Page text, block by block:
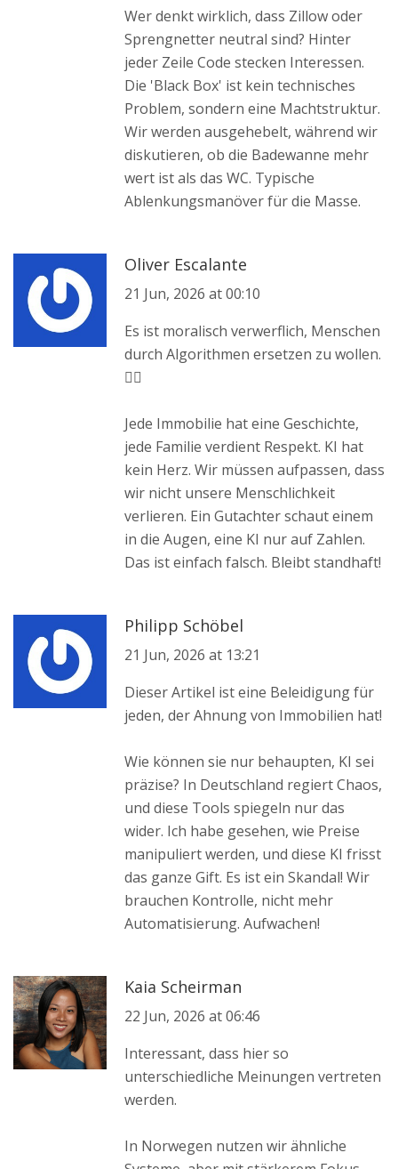
Wer denkt wirklich, dass Zillow oder
Sprengnetter neutral sind? Hinter
jeder Zeile Code stecken Interessen.
Die 'Black Box' ist kein technisches
Problem, sondern eine Machtstruktur.
Wir werden ausgehebelt, während wir
diskutieren, ob die Badewanne mehr
wert ist als das WC. Typische
Ablenkungsmanöver für die Masse.
Oliver Escalante
21 Jun, 2026 at 00:10
Es ist moralisch verwerflich, Menschen
durch Algorithmen ersetzen zu wollen.
🙅‍♂️
Jede Immobilie hat eine Geschichte,
jede Familie verdient Respekt. KI hat
kein Herz. Wir müssen aufpassen, dass
wir nicht unsere Menschlichkeit
verlieren. Ein Gutachter schaut einem
in die Augen, eine KI nur auf Zahlen.
Das ist einfach falsch. Bleibt standhaft!
Philipp Schöbel
21 Jun, 2026 at 13:21
Dieser Artikel ist eine Beleidigung für
jeden, der Ahnung von Immobilien hat!
Wie können sie nur behaupten, KI sei
präzise? In Deutschland regiert Chaos,
und diese Tools spiegeln nur das
wider. Ich habe gesehen, wie Preise
manipuliert werden, und diese KI frisst
das ganze Gift. Es ist ein Skandal! Wir
brauchen Kontrolle, nicht mehr
Automatisierung. Aufwachen!
Kaia Scheirman
22 Jun, 2026 at 06:46
Interessant, dass hier so
unterschiedliche Meinungen vertreten
werden.
In Norwegen nutzen wir ähnliche